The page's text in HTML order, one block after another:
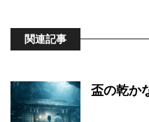
関連記事
盃の乾か